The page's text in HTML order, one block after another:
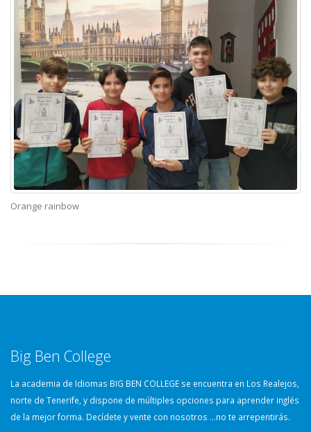
Orange rainbow
Big Ben College
La academia de Idiomas BIG BEN COLLEGE se encuentra en Los Realejos,
norte de Tenerife, y dispone de múltiples opciones para aprender inglés
de la mejor forma. Decídete y vente con nosotros …no te arrepentirás.